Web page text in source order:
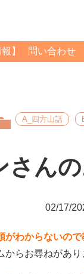
】 問い合わせ
A_四方山話
さん
02/17/
がわからないので
らお尋ねがあり